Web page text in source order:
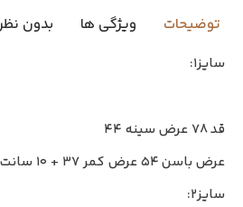
توضیحات ویژگی ها بدون نظر
سایز۱:
قد ۷۸ عرض سینه ۴۴
عرض باسن ۵۴ عرض کمر ۳۷ + ۱۰ سانت کشسانی
سایز۲: